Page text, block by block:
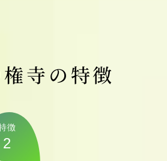
寺の特徴
徴
2